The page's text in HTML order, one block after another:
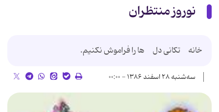
نوروز منتظران
خانه تكانى دل ها را فراموش نكنيم.
سه‌شنبه ۲۸ اسفند ۱۳۸۶ - ۰۰:۰۰